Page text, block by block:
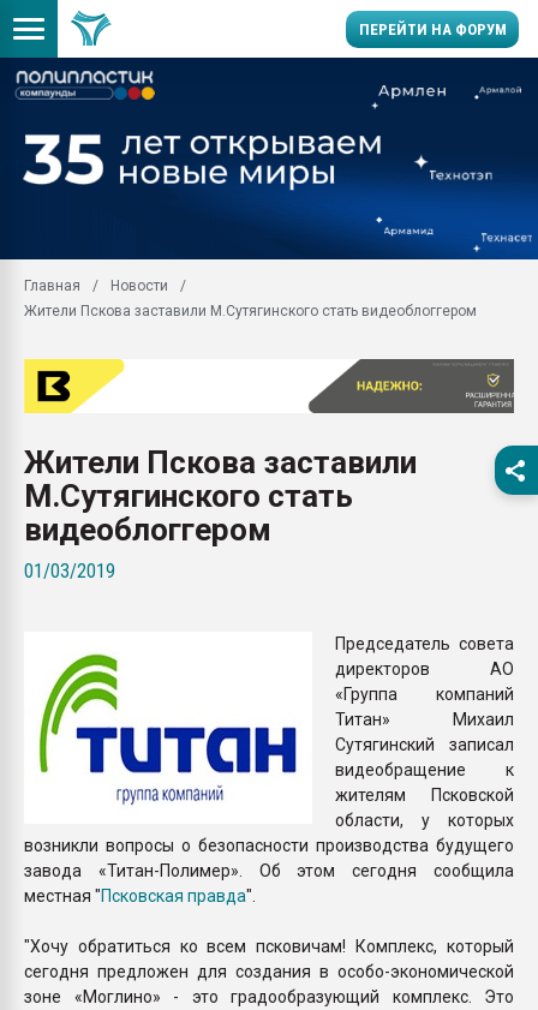
ПЕРЕЙТИ НА ФОРУМ
Вакуум-формовочные
28.07.2026
Всё, что касается
бутылок
Материал поверхности
вакуумного
Главная
Новости
Жители Пскова заставили М.Сутягинского стать видеоблоггером
Жители Пскова заставили
М.Сутягинского стать
видеоблоггером
01/03/2019
Председатель совета
директоров АО
«Группа компаний
Титан» Михаил
Сутягинский записал
видеобращение к
жителям Псковской
области, у которых
возникли вопросы о безопасности производства будущего
завода «Титан-Полимер». Об этом сегодня сообщила
местная "Псковская правда".
"Хочу обратиться ко всем псковичам! Комплекс, который
сегодня предложен для создания в особо-экономической
зоне «Моглино» - это градообразующий комплекс. Это